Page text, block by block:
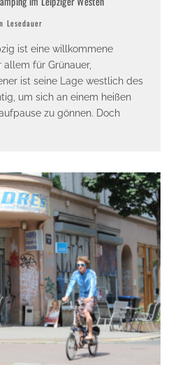
Lesedauer
ist eine willkommene
allem für Grünauer,
ist seine Lage westlich des
um sich an einem heißen
zu gönnen. Doch